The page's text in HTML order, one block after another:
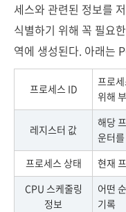
세스와 관련된 정보를
식별하기 위해 꼭 필요
역에 생성된다. 아래는
프로세스 ID
프로
위해
레지스터 값
해당
운터
프로세스 상태
현재
CPU 스케줄링
정보
어떤
기록